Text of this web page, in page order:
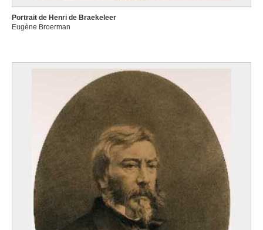
Portrait de Henri de Braekeleer
Eugène Broerman